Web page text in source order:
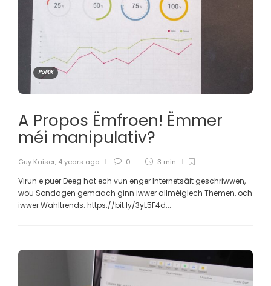
Politik
A Propos Ëmfroen! Ëmmer
méi manipulativ?
Guy Kaiser, 4 years ago 0 3 min
Virun e puer Deeg hat ech vun enger Internetsäit geschriwwen,
wou Sondagen gemaach ginn iwwer allméiglech Themen, och
iwwer Wahltrends. https://bit.ly/3yL5F4d...